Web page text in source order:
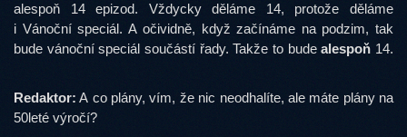
alespoň 14 epizod. Vždycky děláme 14, protože děláme
i Vánoční speciál. A očividně, když začínáme na podzim, tak
bude vánoční speciál součástí řady. Takže to budealespoň 14.
Redaktor: A co plány, vím, že nic neodhalíte, ale máte plány na
50leté výročí?